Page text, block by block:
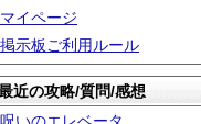
マイページ
掲示板ご利用ルール
近の攻略/質問/感想